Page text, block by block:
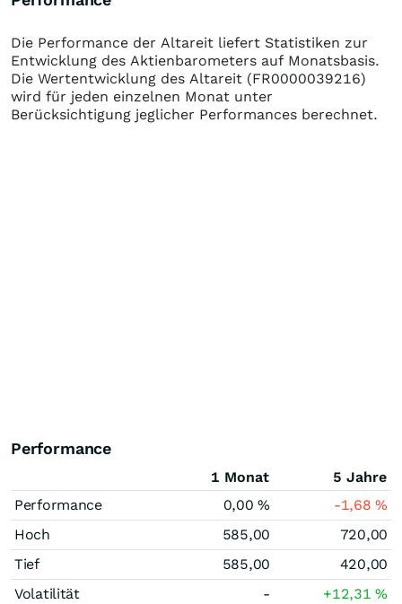
Die Performance der Altareit liefert Statistiken zur
Entwicklung des Aktienbarometers auf Monatsbasis.
Die Wertentwicklung des Altareit (FR0000039216)
wird für jeden einzelnen Monat unter
Berücksichtigung jeglicher Performances berechnet.
Performance
1 Monat
5 Jahre
Performance
0,00% -1,68%
Hoch
585,00
720,00
Tief
585,00
420,00
Volatilität
- +12,31%